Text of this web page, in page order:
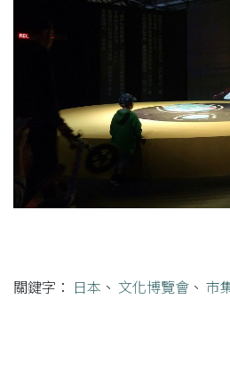
關鍵字： 日本 、 文化博覽會 、 市